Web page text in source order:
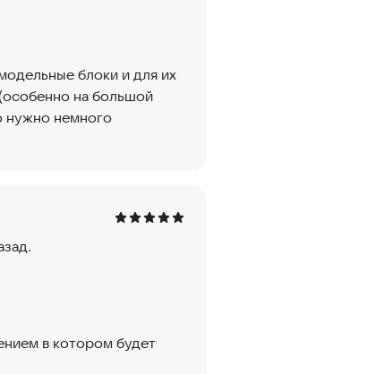
блоки и для их
на большой
нужно немного
в котором будет